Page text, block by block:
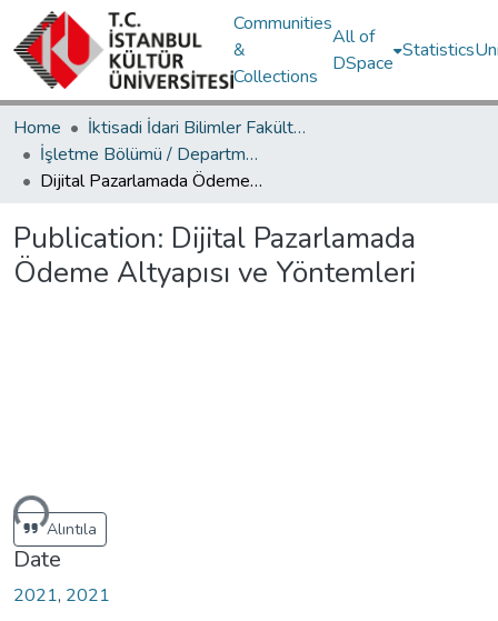
Communities
&
Collections
All of
DSpace
Statistics
Home
İktisadi İdari Bilimler Fakültesi / Faculty of Economics and Administrative Sciences
İşletme Bölümü / Department of Business Administration
Dijital Pazarlamada Ödeme Altyapısı ve Yöntemleri
Publication: Dijital Pazarlamada
Ödeme Altyapısı ve Yöntemleri
Alıntıla
Date
2021, 2021